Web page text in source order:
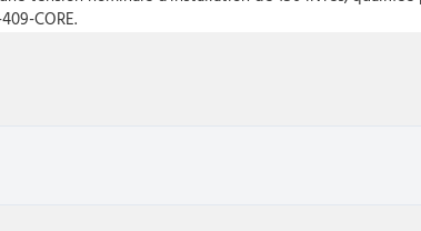
CORE.